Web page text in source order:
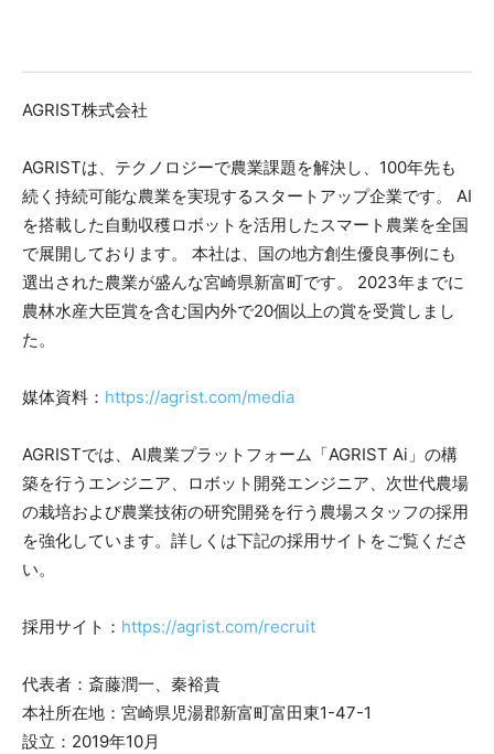
AGRIST株式会社
AGRISTは、テクノロジーで農業課題を解決し、100年先も
続く持続可能な農業を実現するスタートアップ企業です。 AI
を搭載した自動収穫ロボットを活用したスマート農業を全国
で展開しております。 本社は、国の地方創生優良事例にも
選出された農業が盛んな宮崎県新富町です。 2023年までに
農林水産大臣賞を含む国内外で20個以上の賞を受賞しまし
た。
媒体資料： https://agrist.com/media
AGRISTでは、AI農業プラットフォーム「AGRIST Ai」の構
築を行うエンジニア、ロボット開発エンジニア、次世代農場
の栽培および農業技術の研究開発を行う農場スタッフの採用
を強化しています。詳しくは下記の採用サイトをご覧くださ
い。
採用サイト： https://agrist.com/recruit
代表者：斎藤潤一、秦裕貴
本社所在地：宮崎県児湯郡新富町富田東1-47-1
設立：2019年10月